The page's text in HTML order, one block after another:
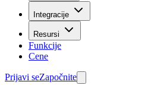
Integracije
Resursi
Funkcije
Cene
Prijavi seZapočnite